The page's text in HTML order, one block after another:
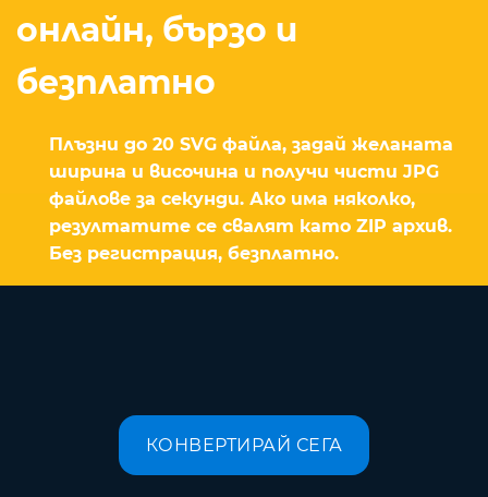
онлайн, бързо и
безплатно
Плъзни до 20 SVG файла, задай желаната
ширина и височина и получи чисти JPG
файлове за секунди. Ако има няколко,
резултатите се свалят като ZIP архив.
Без регистрация, безплатно.
КОНВЕРТИРАЙ СЕГА